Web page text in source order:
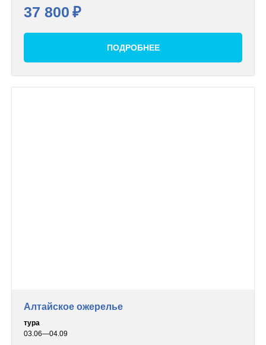
37 800 ₽
ПОДРОБНЕЕ
Алтайское ожерелье
тура
03.06—04.09